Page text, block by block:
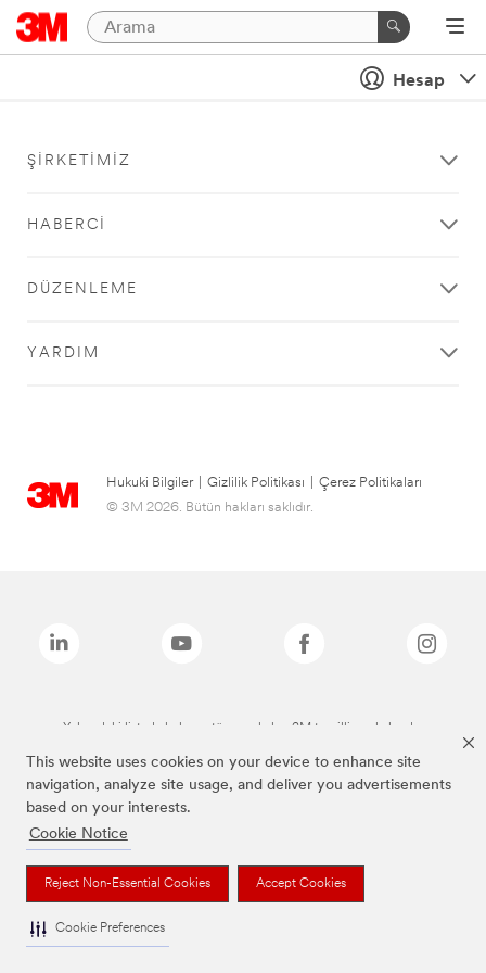
This website uses cookies on your device to enhance site
navigation, analyze site usage, and deliver you advertisements
based on your interests.
Cookie Notice
Reject Non-Essential Cookies Accept Cookies
Cookie Preferences
Hesap
ŞIRKETIMIZ
HABERCI
DÜZENLEME
YARDIM
Hukuki Bilgiler Gizlilik Politikası
Çerez Politikaları
© 3M 2026. Bütün hakları saklıdır.
Yukarıdaki listede bulunan tüm markalar, 3M tescilli markalarıdır.